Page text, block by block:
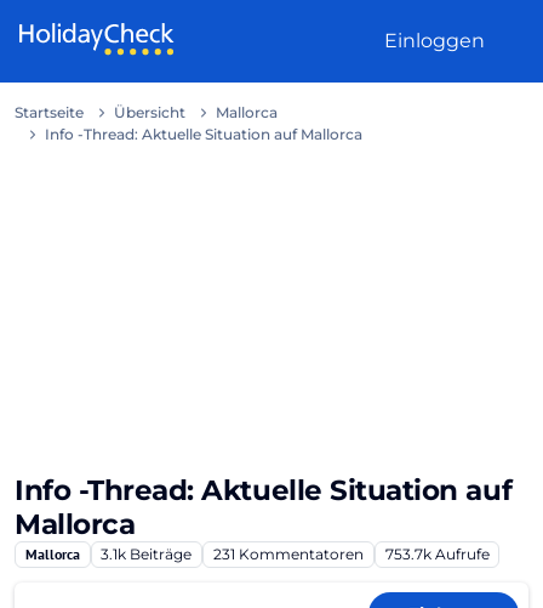
Einloggen
Startseite Übersicht
Mallorca
Info -Thread: Aktuelle Situation auf Mallorca
Info -Thread: Aktuelle Situation auf
Mallorca
Mallorca 3.1k Beiträge 231 Kommentatoren 753.7k Aufrufe